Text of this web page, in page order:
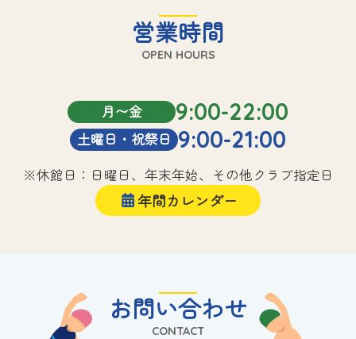
営業時間
OPEN HOURS
月〜金 9:00-22:00
土曜日・祝祭日 9:00-21:00
※休館日：日曜日、年末年始、その他クラブ指定日
年間カレンダー
お問い合わせ
CONTACT